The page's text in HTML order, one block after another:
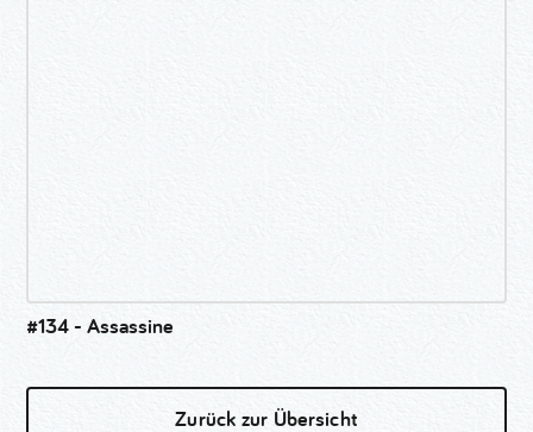
#134 - Assassine
Zurück zur Übersicht